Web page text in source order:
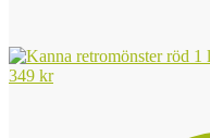
349 kr